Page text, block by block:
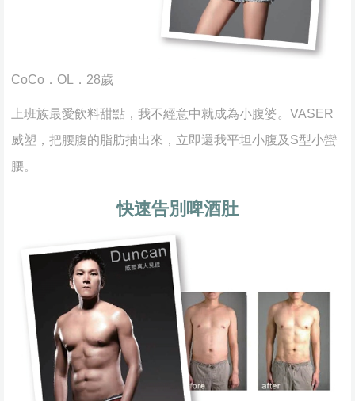
CoCo．OL．28歲
上班族最愛飲料甜點，我不經意中就成為小腹婆。VASER
威塑，把腰腹的脂肪抽出來，立即還我平坦小腹及S型小蠻
腰。
快速告別啤酒肚